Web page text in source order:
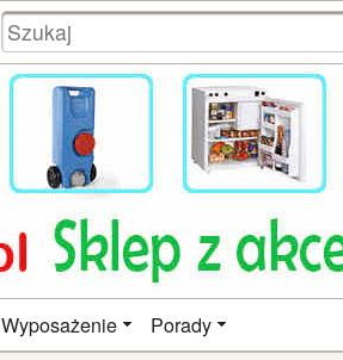
Wyposażenie Porady